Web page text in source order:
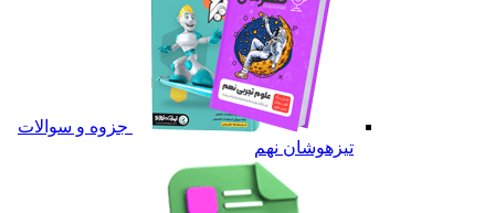
جزوه و سوالات
تیزهوشان نهم